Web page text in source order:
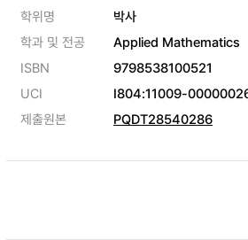
학위명
박사
학과 및 전공
Applied Mathematics
ISBN
9798538100521
UCI
I804:11009-
제출원본
PQDT28540286